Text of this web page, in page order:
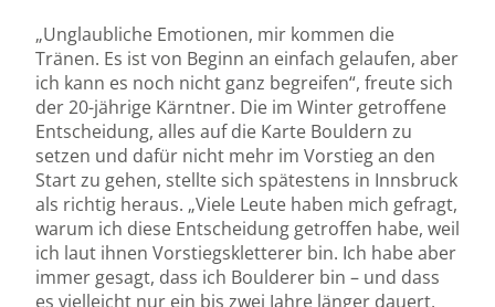
„Unglaubliche Emotionen, mir kommen die
Tränen. Es ist von Beginn an einfach gelaufen, aber
ich kann es noch nicht ganz begreifen“, freute sich
der 20-jährige Kärntner. Die im Winter getroffene
Entscheidung, alles auf die Karte Bouldern zu
setzen und dafür nicht mehr im Vorstieg an den
Start zu gehen, stellte sich spätestens in Innsbruck
als richtig heraus. „Viele Leute haben mich gefragt,
warum ich diese Entscheidung getroffen habe, weil
ich laut ihnen Vorstiegskletterer bin. Ich habe aber
immer gesagt, dass ich Boulderer bin – und dass
es vielleicht nur ein bis zwei Jahre länger dauert,